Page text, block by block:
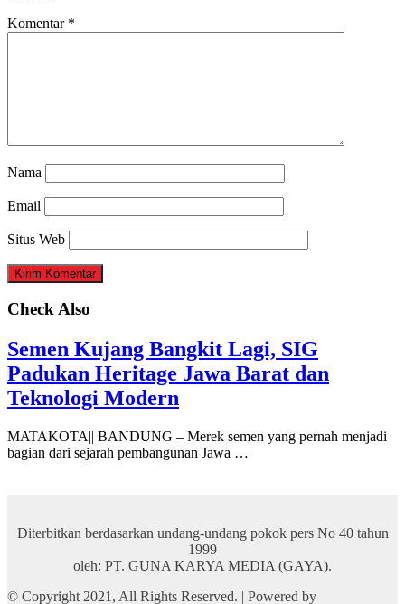
Komentar *
Nama
Email
Situs Web
Check Also
Semen Kujang Bangkit Lagi, SIG
Padukan Heritage Jawa Barat dan
Teknologi Modern
MATAKOTA|| BANDUNG – Merek semen yang pernah menjadi
bagian dari sejarah pembangunan Jawa …
Diterbitkan berdasarkan undang-undang pokok pers No 40 tahun
1999
oleh: PT. GUNA KARYA MEDIA (GAYA).
© Copyright 2021, All Rights Reserved. | Powered by